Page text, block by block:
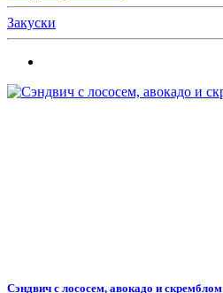
Закуски
Сэндвич с лососем, авокадо и скремблом